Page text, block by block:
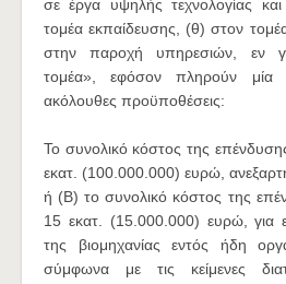
σε έργα υψηλής τεχνολογίας
τομέα εκπαίδευσης, (θ) στον
στην παροχή υπηρεσιών, εν
τομέα», εφόσον πληρούν μία
ακόλουθες προϋποθέσεις:
Το συνολικό κόστος της
εκατ. (100.000.000) ευρώ,
ή (Β) το συνολικό κόστος της
15 εκατ. (15.000.000) ευρώ, για
της βιομηχανίας εντός ήδη
σύμφωνα με τις κείμενες